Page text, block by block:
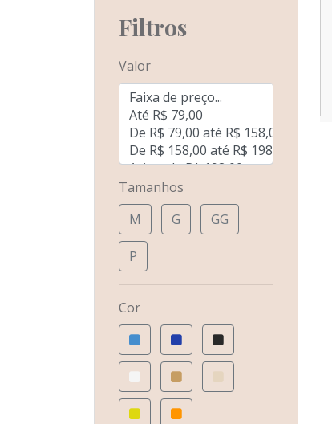
Filtros
Valor
Tamanhos
M
G GG
P
Cor